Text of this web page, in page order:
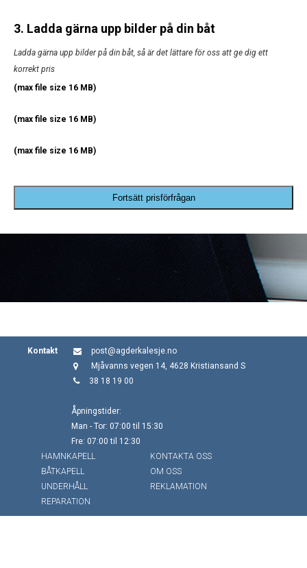
3. Ladda gärna upp bilder på din båt
Ladda gärna upp bilder på din båt, så är det lättare för oss att ge dig ett
korrekt pris
(max file size 16 MB)
(max file size 16 MB)
(max file size 16 MB)
Fortsätt prisförfrågan
Kontakt
post@agderkalesje.no
Mjåvanns vegen 14, 4628 Kristiansand S
38 18 19 00
Åpningstider:
Man - Tor: 07:00 til 15:30
Fre: 07:00 til 12:30
HAMNKAPELL
BÅTKAPELL
UNDERHÅLL
REPARATION
KONTAKTA OSS
OM OSS
REKLAMATION